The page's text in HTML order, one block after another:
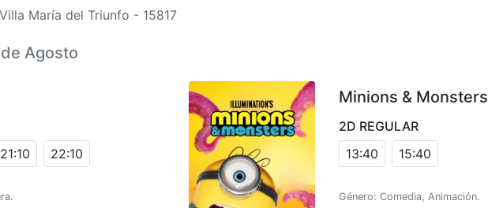
María del Triunfo - 15817
Agosto
21:10 22:10
Minions & Monsters
2D REGULAR
13:40
15:40
Género: Comedia, Animación.